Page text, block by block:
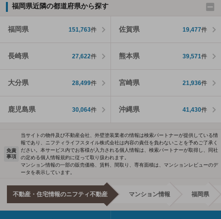
福岡県近隣の都道府県から探す
福岡県 151,763件 佐賀県 19,477件
長崎県 27,622件 熊本県 39,571件
大分県 28,499件 宮崎県 21,936件
鹿児島県 30,064件 沖縄県 41,430件
免責
事項
当サイトの物件及び不動産会社、外壁塗装業者の情報は検索パートナーが提供している情
報であり、ニフティライフスタイル株式会社は内容の責任を負わないことを予めご了承く
ださい。本サービス内でお客様が入力される個人情報は、検索パートナーが取得し、同社
の定める個人情報規約に従って取り扱われます。
マンション情報の一部の販売価格、賃料、間取り、専有面積は、マンションレビューのデ
ータを表示しています。
不動産・住宅情報のニフティ不動産 マンション情報 福岡県